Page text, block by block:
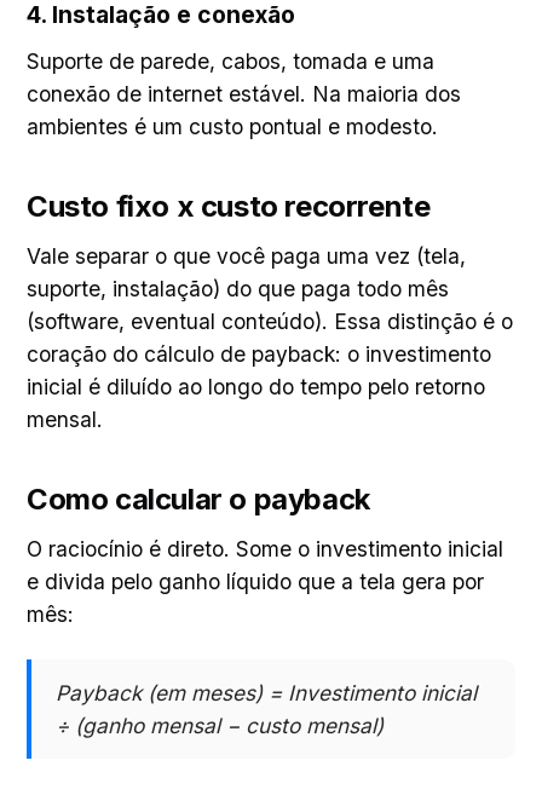
4. Instalação e conexão
Suporte de parede, cabos, tomada e uma
conexão de internet estável. Na maioria dos
ambientes é um custo pontual e modesto.
Custo fixo x custo recorrente
Vale separar o que você paga uma vez (tela,
suporte, instalação) do que paga todo mês
(software, eventual conteúdo). Essa distinção é o
coração do cálculo de payback: o investimento
inicial é diluído ao longo do tempo pelo retorno
mensal.
Como calcular o payback
O raciocínio é direto. Some o investimento inicial
e divida pelo ganho líquido que a tela gera por
mês:
Payback (em meses) = Investimento inicial
÷ (ganho mensal − custo mensal)